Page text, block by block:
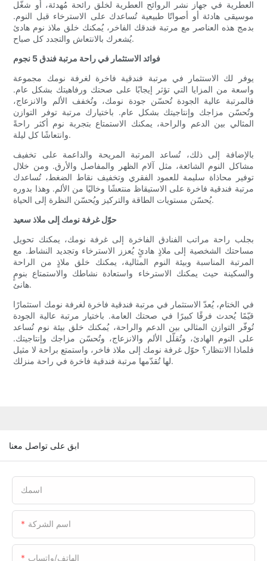
العطرية في جهاز نشر الروائح العطرية لخلق رائحة مُهدئة، أو شغّل
موسيقى هادئة أو أصواتًا طبيعية تُساعدك على الاسترخاء قبل النوم.
بدمج هذه العناصر مع مرتبة فندقك الفاخر، يُمكنك خلق ملاذ نوم هادئ
يُشعرك بالانتعاش والتجدد كل صباح.
فوائد الاستثمار في راحة مرتبة فندق 5 نجوم
يوفر لك الاستثمار في مرتبة فندقية فاخرة لغرفة نومك مجموعة
واسعة من المزايا التي تؤثر إيجابًا على صحتك ورفاهيتك بشكل عام.
فالمرتبة عالية الجودة تُحسّن جودة نومك، وتُخفف الألم والانزعاج،
وتُحسّن مزاجك وإنتاجيتك بشكل عام. باختيارك مرتبة توفر التوازن
المثالي بين الدعم والراحة، يمكنك الاستمتاع بتجربة نوم أكثر راحةً
وانتعاشًا كل ليلة.
بالإضافة إلى ذلك، تُساعد المرتبة المريحة والداعمة على تخفيف
مشاكل النوم الشائعة، مثل آلام الظهر والمفاصل والأرق. ومن خلال
توفير محاذاة سليمة للعمود الفقري وتخفيف نقاط الضغط، تُساعدك
مرتبة فندقية فاخرة على الاستيقاظ منتعشًا وخاليًا من الألم. وهذا بدوره
يُحسّن مستويات الطاقة والتركيز ويُحسّن النظرة إلى الحياة.
حوّل غرفة نومك إلى ملاذ سعيد
بجلب راحة مراتب الفنادق الفاخرة إلى غرفة نومك، يمكنك تحويل
مساحتك الشخصية إلى ملاذٍ هادئٍ يُعزز الاسترخاء وتجديد النشاط. مع
المرتبة المناسبة وبيئة النوم المثالية، يمكنك خلق ملاذٍ من الراحة
والسكينة حيث يمكنك الاسترخاء واستعادة نشاطك والاستمتاع بنومٍ
هانئ.
في الختام، يُعدّ الاستثمار في مرتبة فندقية فاخرة لغرفة نومك استثمارًا
قيّمًا يُحدث فرقًا كبيرًا في صحتك العامة. باختيار مرتبة عالية الجودة
تُوفّر التوازن المثالي بين الدعم والراحة، يُمكنك خلق بيئة نوم تُساعد
على النوم الهادئ، وتُقلّل الألم والانزعاج، وتُحسّن مزاجك وإنتاجيتك.
فلماذا الانتظار؟ حوّل غرفة نومك إلى ملاذ فاخر، واستمتع براحة لا مثيل
لها تُقدّمها مرتبة فندقية فاخرة في راحة منزلك.
ابق على تواصل معنا
اسمك
اسم الشركة
الهاتف/واتساب